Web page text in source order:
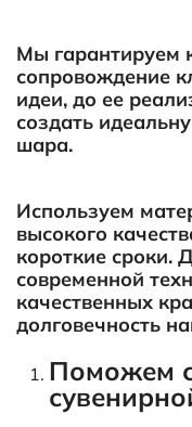
Мы гарантируем
сопровождение
идеи, до ее
создать
шара.
Используем
высокого
короткие сроки.
современной
качественных
долговечность
Поможем